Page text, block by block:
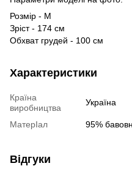
Розмір - М
Зріст - 174 см
Обхват грудей - 100 см
Характеристики
Країна
виробництва
Україна
МатерІал 95%
Відгуки